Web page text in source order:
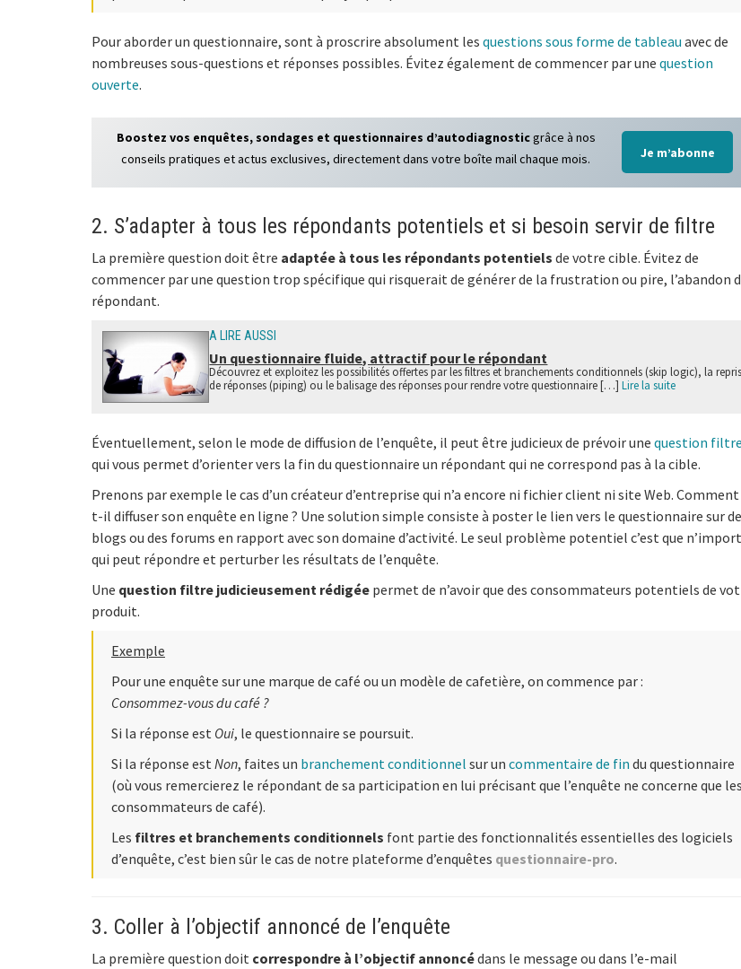
Pour aborder un questionnaire, sont à proscrire absolument les questions sous forme de tableau avec de
nombreuses sous-questions et réponses possibles. Évitez également de commencer par une question
ouverte.
Boostez vos enquêtes, sondages et questionnaires d’autodiagnosticgrâce à nos
conseils pratiques et actus exclusives, directement dans votre boîte mail chaque mois.
Je m’abonne
2. S’adapter à tous les répondants potentiels et si besoin servir de filtre
La première question doit être adaptée à tous les répondants potentiels de votre cible. Évitez de
commencer par une question trop spécifique qui risquerait de générer de la frustration ou pire, l’abandon
répondant.
A LIRE AUSSI
Un questionnaire fluide, attractif pour le répondant
Découvrez et exploitez les possibilités offertes par les filtres et branchements conditionnels (skip logic), la
de réponses (piping) ou le balisage des réponses pour rendre votre questionnaire […]Lire la suite
Éventuellement, selon le mode de diffusion de l’enquête, il peut être judicieux de prévoir une question filtre
qui vous permet d’orienter vers la fin du questionnaire un répondant qui ne correspond pas à la cible.
Prenons par exemple le cas d’un créateur d’entreprise qui n’a encore ni fichier client ni site Web. Comment
t-il diffuser son enquête en ligne ? Une solution simple consiste à poster le lien vers le questionnaire sur
blogs ou des forums en rapport avec son domaine d’activité. Le seul problème potentiel c’est que
qui peut répondre et perturber les résultats de l’enquête.
Une question filtre judicieusement rédigée permet de n’avoir que des consommateurs potentiels de
produit.
Exemple
Pour une enquête sur une marque de café ou un modèle de cafetière, on commence par :
Consommez-vous du café ?
Si la réponse est Oui, le questionnaire se poursuit.
Si la réponse est Non, faites un branchement conditionnel sur un commentaire de fin du questionnaire
(où vous remercierez le répondant de sa participation en lui précisant que l’enquête ne concerne que les
consommateurs de café).
Les filtres et branchements conditionnels font partie des fonctionnalités essentielles des logiciels
d’enquête, c’est bien sûr le cas de notre plateforme d’enquêtes questionnaire-pro.
3. Coller à l’objectif annoncé de l’enquête
La première question doit correspondre à l’objectif annoncédans le message ou dans l’e-mail